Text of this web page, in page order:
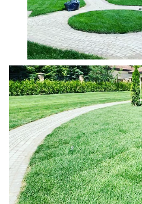
Перезвонить
+7 (495) 181-61-55